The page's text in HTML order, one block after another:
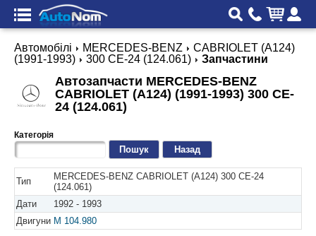
Автомобілі MERCEDES-BENZ
CABRIOLET (A124)
(1991-1993)
300 CE-24 (124.061) Запчастини
Автозапчасти MERCEDES-BENZ
CABRIOLET (A124) (1991-1993) 300 CE-
24 (124.061)
Категорія
Назад
Тип
MERCEDES-BENZ CABRIOLET (A124) 300 CE-24
(124.061)
Дати
1992 - 1993
Двигуни M 104.980